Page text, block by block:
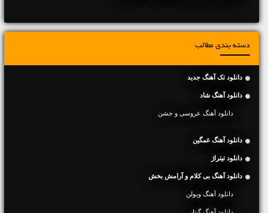
دسته بندی مطالب
دانلود تک آهنگ جدید
دانلود آهنگ شاد
دانلود آهنگ عروسی و جشن
دانلود آهنگ غمگین
دانلود تیتراژ
دانلود آهنگ بی کلام و آرامش بخش
دانلود آهنگ ویولن